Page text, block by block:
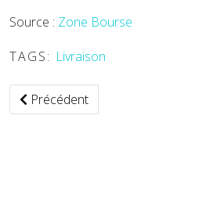
Source : Zone Bourse
TAGS: Livraison
Article précédent : Uber
Précédent